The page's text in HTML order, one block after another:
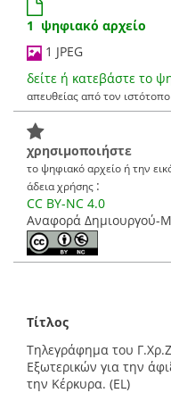
1 ψηφιακό αρχείο
1 JPEG
δείτε ή κατεβάστε το
απευθείας από τον
χρησιμοποιήστε
το ψηφιακό αρχείο ή την
άδεια χρήσης :
CC BY-NC 4.0
Αναφορά Δημιουργού-
Τίτλος
Τηλεγράφημα του
Εξωτερικών για την
την Κέρκυρα. (EL)